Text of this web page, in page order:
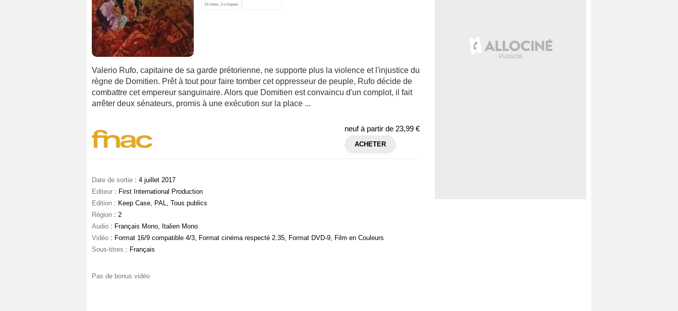
14 notes, 3 critiques
Valerio Rufo, capitaine de sa garde prétorienne, ne supporte plus la violence et l'injustice du
règne de Domitien. Prêt à tout pour faire tomber cet oppresseur de peuple, Rufo décide de
combattre cet empereur sanguinaire. Alors que Domitien est convaincu d'un complot, il fait
arrêter deux sénateurs, promis à une exécution sur la place ...
neuf à partir de 23,99 €
ACHETER
Date de sortie : 4 juillet 2017
Editeur : First International Production
Edition : Keep Case, PAL, Tous publics
Région : 2
Audio : Français Mono, Italien Mono
Vidéo : Format 16/9 compatible 4/3, Format cinéma respecté 2.35, Format DVD-9, Film en Couleurs
Sous-titres : Français
Pas de bonus vidéo